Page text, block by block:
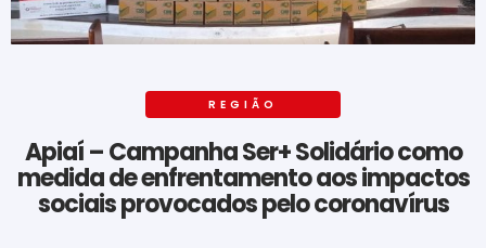
REGIÃO
Apiaí – Campanha Ser+ Solidário como
medida de enfrentamento aos impactos
sociais provocados pelo coronavírus